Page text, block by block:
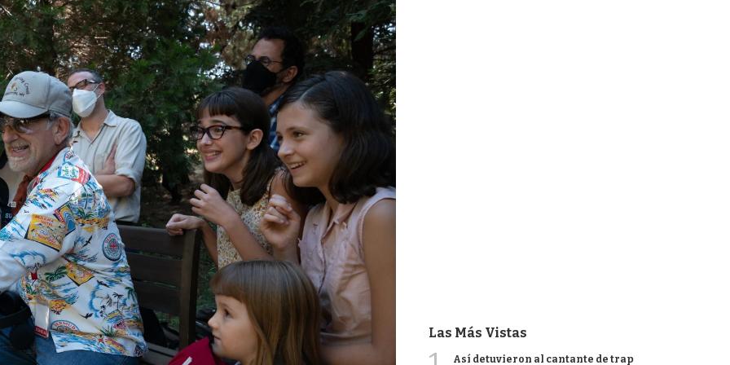
Las Más Vistas
Así detuvieron al cantante de trap